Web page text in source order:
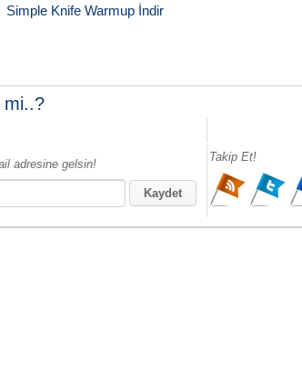
Simple Knife Warmup İndir
mi..?
adresine gelsin!
Takip Et!